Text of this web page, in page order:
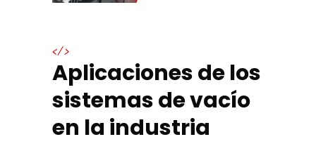
</>
Aplicaciones de los
sistemas de vacío
en la industria